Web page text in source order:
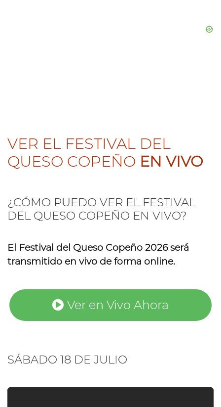
VER EL FESTIVAL DEL
QUESO COPEÑO EN VIVO
¿CÓMO PUEDO VER EL FESTIVAL
DEL QUESO COPEÑO EN VIVO?
El Festival del Queso Copeño 2026 será
transmitido en vivo de forma online.
Ver en Vivo Ahora
SÁBADO 18 DE JULIO